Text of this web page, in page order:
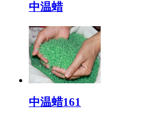
中温蜡
中温蜡161